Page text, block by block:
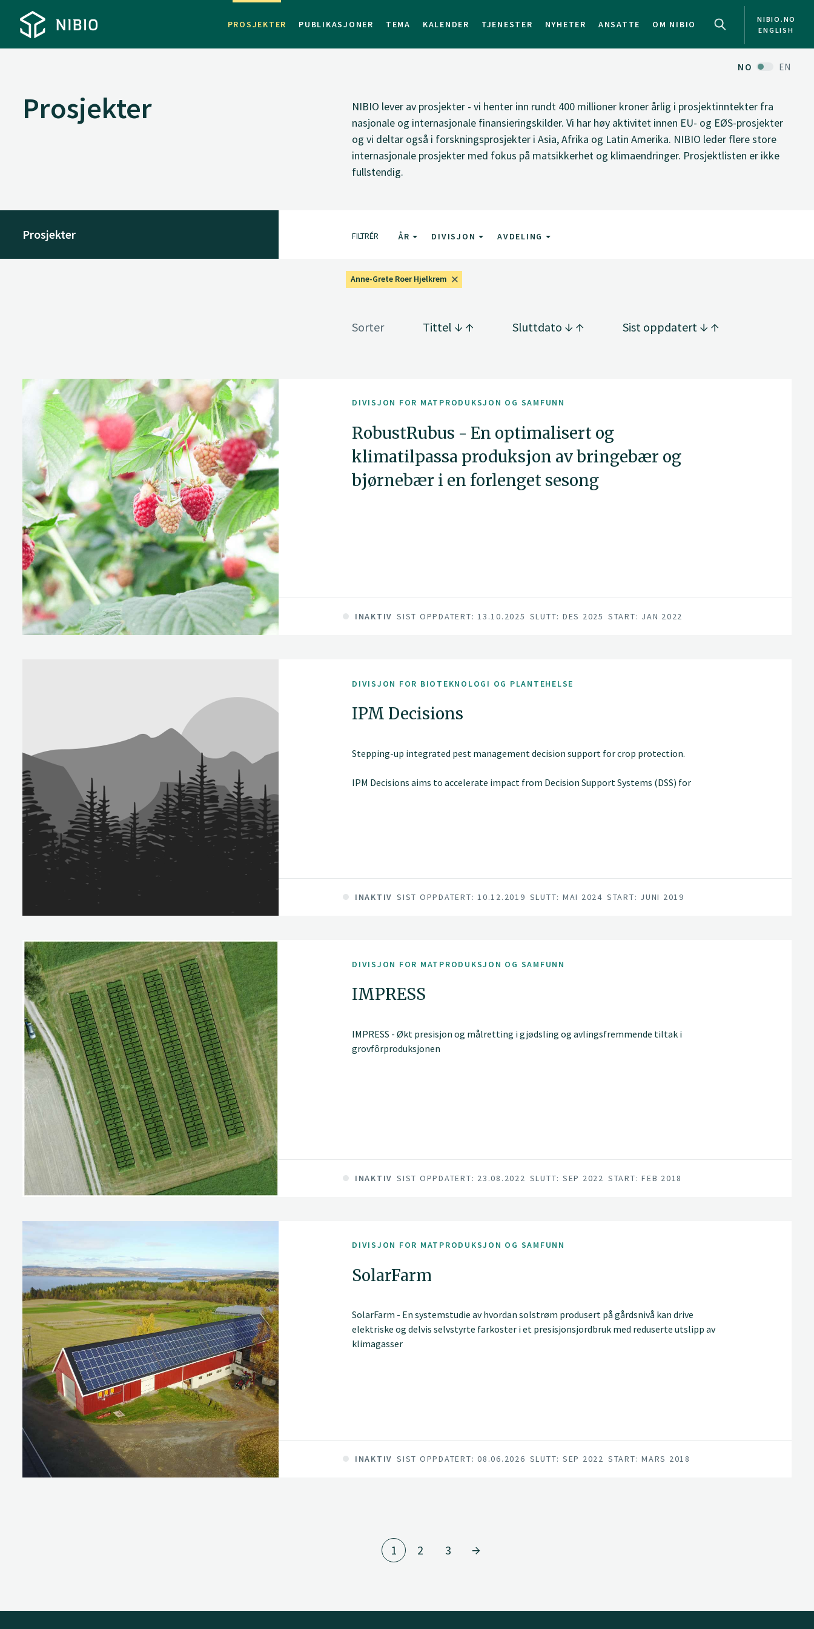
PROSJEKTER PUBLIKASJONER TEMA KALENDER TJENESTER NYHETER ANSATTE OM NIBIO
NIBIO.NO
ENGLISH
NO EN
Prosjekter
NIBIO lever av prosjekter - vi henter inn rundt 400 millioner kroner årlig i prosjektinntekter fra
nasjonale og internasjonale finansieringskilder. Vi har høy aktivitet innen EU- og EØS-prosjekter
og vi deltar også i forskningsprosjekter i Asia, Afrika og Latin Amerika. NIBIO leder flere store
internasjonale prosjekter med fokus på matsikkerhet og klimaendringer. Prosjektlisten er ikke
fullstendig.
Prosjekter FILTRÉR ÅR DIVISJON AVDELING
Anne-Grete Roer Hjelkrem
Sorter Tittel Sluttdato Sist oppdatert
DIVISJON FOR MATPRODUKSJON OG SAMFUNN
RobustRubus - En optimalisert og
klimatilpassa produksjon av bringebær og
bjørnebær i en forlenget sesong
INAKTIV SIST OPPDATERT: 13.10.2025 SLUTT: DES 2025 START: JAN 2022
DIVISJON FOR BIOTEKNOLOGI OG PLANTEHELSE
IPM Decisions
Stepping-up integrated pest management decision support for crop protection.
IPM Decisions aims to accelerate impact from Decision Support Systems (DSS) for
INAKTIV SIST OPPDATERT: 10.12.2019 SLUTT: MAI 2024 START: JUNI 2019
DIVISJON FOR MATPRODUKSJON OG SAMFUNN
IMPRESS
IMPRESS - Økt presisjon og målretting i gjødsling og avlingsfremmende tiltak i
grovfôrproduksjonen
INAKTIV SIST OPPDATERT: 23.08.2022 SLUTT: SEP 2022 START: FEB 2018
DIVISJON FOR MATPRODUKSJON OG SAMFUNN
SolarFarm
SolarFarm - En systemstudie av hvordan solstrøm produsert på gårdsnivå kan drive
elektriske og delvis selvstyrte farkoster i et presisjonsjordbruk med reduserte utslipp av
klimagasser
INAKTIV SIST OPPDATERT: 08.06.2026 SLUTT: SEP 2022 START: MARS 2018
1 2 3